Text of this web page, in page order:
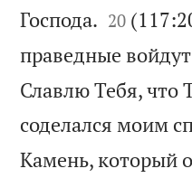
Господа. 

20
праведные
Славлю Тебя, что
соделался моим
Камень, который